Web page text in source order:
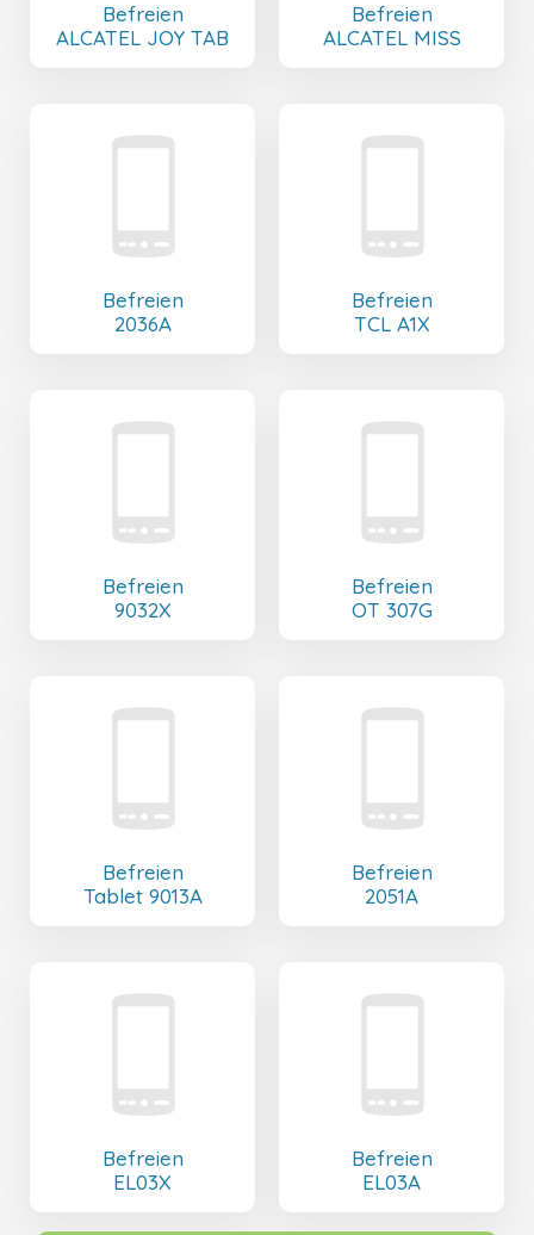
Befreien
ALCATEL JOY TAB
Befreien
ALCATEL MISS
Befreien
2036A
Befreien
TCL A1X
Befreien
9032X
Befreien
OT 307G
Befreien
Tablet 9013A
Befreien
2051A
Befreien
EL03X
Befreien
EL03A